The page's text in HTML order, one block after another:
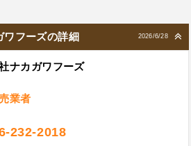
2026/6/28
ワフーズの詳細
ナカガワフーズ
業者
232-2018